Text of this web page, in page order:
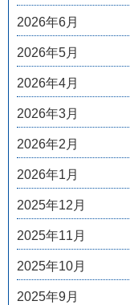
2026年6月
2026年5月
2026年4月
2026年3月
2026年2月
2026年1月
2025年12月
2025年11月
2025年10月
2025年9月